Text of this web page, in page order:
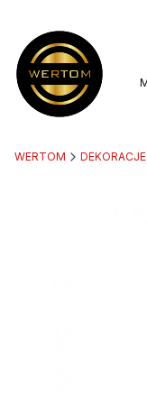
WERTOM DEKORACJE